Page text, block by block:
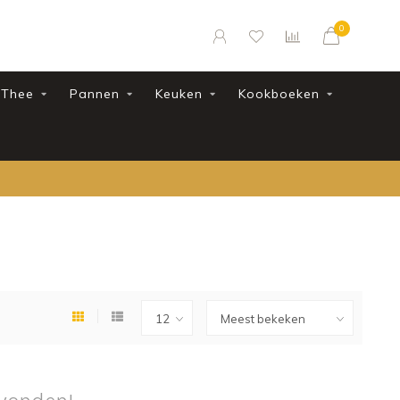
0
Thee Pannen Keuken Kookboeken